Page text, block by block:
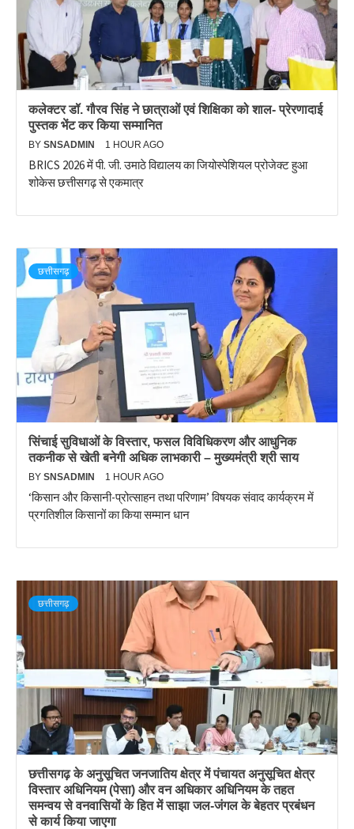
कलेक्टर डॉ. गौरव सिंह ने छात्राओं एवं शिक्षिका को शाल- प्रेरणादाई
पुस्तक भेंट कर किया सम्मानित
BY SNSADMIN 1 HOUR AGO
BRICS 2026 में पी. जी. उमाठे विद्यालय का जियोस्पेशियल प्रोजेक्ट हुआ
शोकेस छत्तीसगढ़ से एकमात्र
छत्तीसगढ़
सिंचाई सुविधाओं के विस्तार, फसल विविधिकरण और आधुनिक
तकनीक से खेती बनेगी अधिक लाभकारी – मुख्यमंत्री श्री साय
BY SNSADMIN 1 HOUR AGO
‘किसान और किसानी-प्रोत्साहन तथा परिणाम’ विषयक संवाद कार्यक्रम में
प्रगतिशील किसानों का किया सम्मान धान
छत्तीसगढ़
छत्तीसगढ़ के अनुसूचित जनजातिय क्षेत्र में पंचायत अनुसूचित क्षेत्र
विस्तार अधिनियम (पेसा) और वन अधिकार अधिनियम के तहत
समन्वय से वनवासियों के हित में साझा जल-जंगल के बेहतर प्रबंधन
से कार्य किया जाएगा